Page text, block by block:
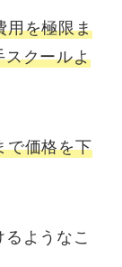
用を極限ま
スクールよ
で価格を下
ようなこ